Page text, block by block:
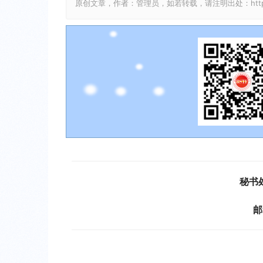
a
原创文章，作者：管理员，如若转载，请注明出处
秘书